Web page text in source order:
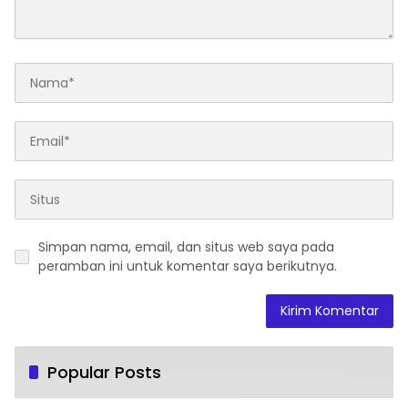
Simpan nama, email, dan situs web saya pada
peramban ini untuk komentar saya berikutnya.
Popular Posts